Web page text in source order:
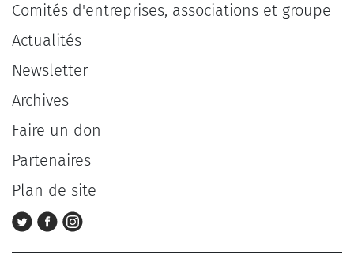
Comités d'entreprises, associations et groupe
Actualités
Newsletter
Archives
Faire un don
Partenaires
Plan de site